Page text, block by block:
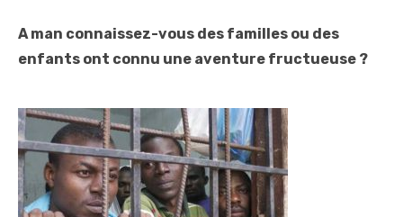
A man connaissez-vous des familles ou des
enfants ont connu une aventure fructueuse ?